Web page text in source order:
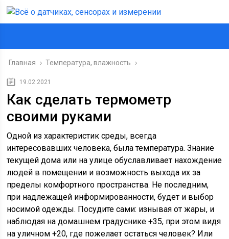
Главная › Температура, влажность ›
19.02.2021
Как сделать термометр
своими руками
Одной из характеристик среды, всегда
интересовавших человека, была температура. Знание
текущей дома или на улице обуславливает нахождение
людей в помещении и возможность выхода их за
пределы комфортного пространства. Не последним,
при надлежащей информированности, будет и выбор
носимой одежды. Посудите сами: изнывая от жары, и
наблюдая на домашнем градуснике +35, при этом видя
на уличном +20, где пожелает остаться человек? Или